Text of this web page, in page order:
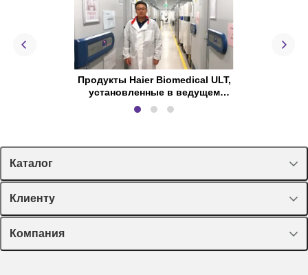
Продукты Haier Biomedical ULT,
установленные в ведущем
биобанке Великробритании
Каталог
Спецпредложения
Оборудование, приборы
Пластик, стекло, принадлежности
Химические реактивы, препараты, наборы
Клиенту
Лекторий Диаэм
Доставка и оплата
Компания